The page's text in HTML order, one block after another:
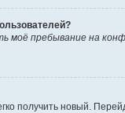
моё пребывание на
получить новый.